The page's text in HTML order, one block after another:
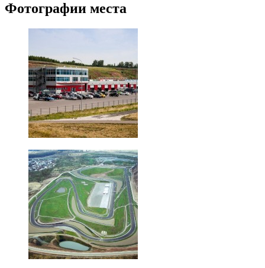
Фотографии места